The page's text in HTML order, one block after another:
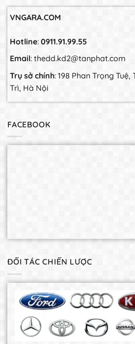
VNGARA.COM
Hotline: 0911.91.99.55
Email: thedd.kd2@tanphat.com
Trụ sở chính: 198 Phan Trọng
Trì, Hà Nội
FACEBOOK
ĐỐI TÁC CHIẾN LƯỢC